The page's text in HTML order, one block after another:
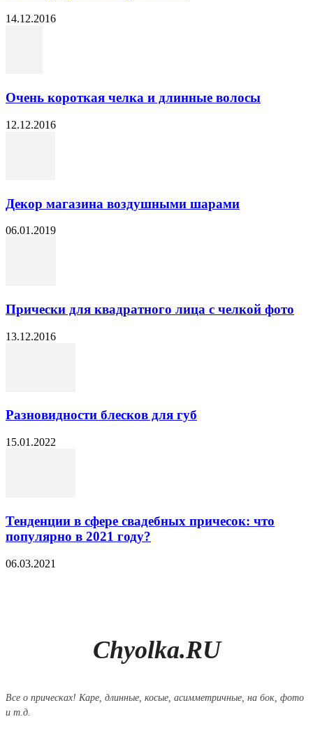
14.12.2016
Очень короткая челка и длинные волосы
12.12.2016
Декор магазина воздушными шарами
06.01.2019
Прически для квадратного лица с челкой фото
13.12.2016
Разновидности блесков для губ
15.01.2022
Тенденции в сфере свадебных причесок: что
популярно в 2021 году?
06.03.2021
Chyolka.RU
Все о прическах! Каре, длинные, косые, асимметричные, на бок, фото
и т.д.